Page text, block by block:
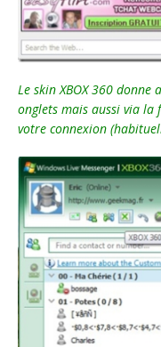
Le skin XBOX 360 donne
onglets mais aussi via
votre connexion